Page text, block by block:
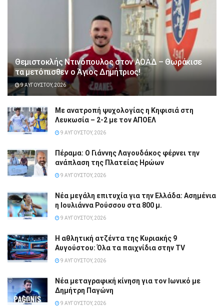
Θεμιστοκλής Ντινόπουλος στον ΑΟΑΔ – Θωράκισε
τα μετόπισθεν ο Άγιος Δημήτριος!
9 ΑΥΓΟΎΣΤΟΥ, 2026
Με ανατροπή ψυχολογίας η Κηφισιά στη
Λευκωσία – 2-2 με τον ΑΠΟΕΛ
9 ΑΥΓΟΎΣΤΟΥ, 2026
Πέραμα: Ο Γιάννης Λαγουδάκος φέρνει την
ανάπλαση της Πλατείας Ηρώων
9 ΑΥΓΟΎΣΤΟΥ, 2026
Νέα μεγάλη επιτυχία για την Ελλάδα: Ασημένια
η Ιουλιάννα Ρούσσου στα 800 μ.
9 ΑΥΓΟΎΣΤΟΥ, 2026
Η αθλητική ατζέντα της Κυριακής 9
Αυγούστου: Όλα τα παιχνίδια στην TV
9 ΑΥΓΟΎΣΤΟΥ, 2026
Νέα μεταγραφική κίνηση για τον Ιωνικό με
Δημήτρη Παγώνη
9 ΑΥΓΟΎΣΤΟΥ, 2026